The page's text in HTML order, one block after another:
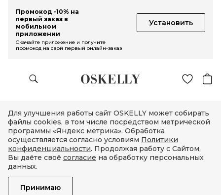
Промокод -10% на
первый заказ в
мобильном
приложении
Установить
Скачайте приложение и получите
промокод на свой первый онлайн-заказ
Для улучшения работы сайт OSKELLY может собирать
файлы cookies, в том числе посредством метрической
программы «Яндекс метрика». Обработка
осуществляется согласно условиям Политики
конфиденциальности. Продолжая работу с Сайтом,
Вы даёте своё согласие на обработку персональных
данных.
Принимаю